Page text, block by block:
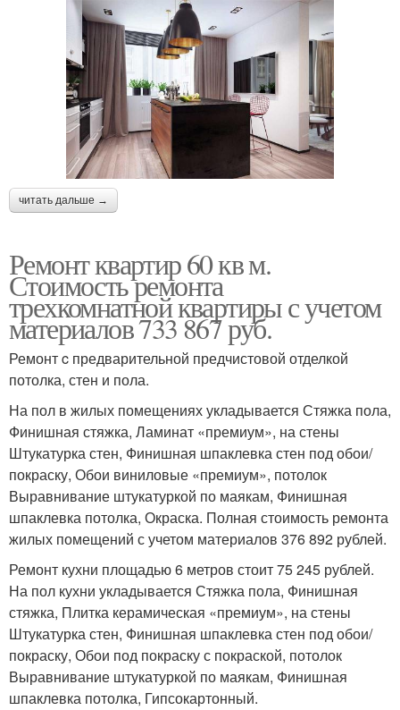
читать дальше →
Ремонт квартир 60 кв м.
Стоимость ремонта
трехкомнатной квартиры с учетом
материалов 733 867 руб.
Ремонт c предварительной предчистовой отделкой
потолка, стен и пола.
На пол в жилых помещениях укладывается Стяжка пола,
Финишная стяжка, Ламинат «премиум», на стены
Штукатурка стен, Финишная шпаклевка стен под обои/
покраску, Обои виниловые «премиум», потолок
Выравнивание штукатуркой по маякам, Финишная
шпаклевка потолка, Окраска. Полная стоимость ремонта
жилых помещений с учетом материалов 376 892 рублей.
Ремонт кухни площадью 6 метров стоит 75 245 рублей.
На пол кухни укладывается Стяжка пола, Финишная
стяжка, Плитка керамическая «премиум», на стены
Штукатурка стен, Финишная шпаклевка стен под обои/
покраску, Обои под покраску с покраской, потолок
Выравнивание штукатуркой по маякам, Финишная
шпаклевка потолка, Гипсокартонный.